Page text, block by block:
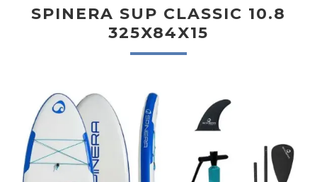
SPINERA SUP CLASSIC 10.8
325X84X15